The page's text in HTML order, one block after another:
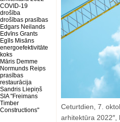
COVID-19
drošība
drošības prasības
Edgars Neilands
Edvīns Grants
Egīls Misāns
energoefektivitāte
koks
Māris Demme
Normunds Reips
prasības
restaurācija
Sandris Liepiņš
SIA "Freimans
Timber
Constructions"
Ceturtdien, 7.
arhitektūra